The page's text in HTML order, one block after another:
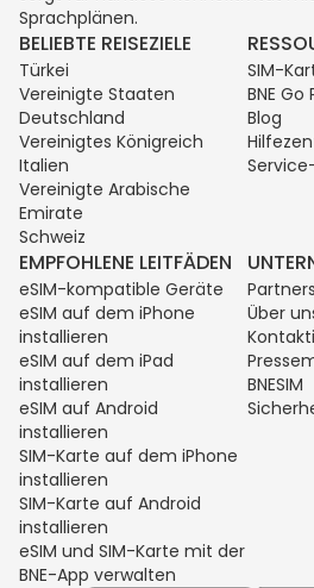
Sprachplänen.
BELIEBTE REISEZIELE
Türkei
Vereinigte Staaten
Deutschland
Vereinigtes Königreich
Italien
Vereinigte Arabische
Emirate
Schweiz
SIM-
BNE Go
Blog
EMPFOHLENE LEITFÄDEN
eSIM-kompatible Geräte
eSIM auf dem iPhone
installieren
eSIM auf dem iPad
installieren
eSIM auf Android
installieren
SIM-Karte auf dem iPhone
installieren
SIM-Karte auf Android
installieren
eSIM und SIM-Karte mit der
BNE-App verwalten
Über
BNESIM